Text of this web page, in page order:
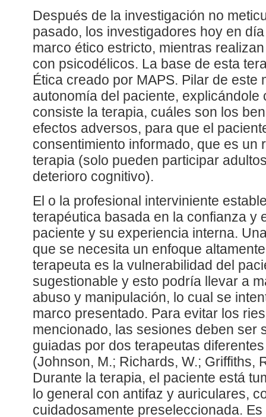
Después de la investigación no
pasado, los investigadores hoy en
marco ético estricto, mientras
con psicodélicos. La base de esta
Ética creado por MAPS. Pilar de este
autonomía del paciente, explicándole
consiste la terapia, cuáles son los
efectos adversos, para que el
consentimiento informado, que es un
terapia (solo pueden participar
deterioro cognitivo).
El o la profesional interviniente
terapéutica basada en la confianza y
paciente y su experiencia interna.
que se necesita un enfoque
terapeuta es la vulnerabilidad del
sugestionable y esto podría llevar a
abuso y manipulación, lo cual se
marco presentado. Para evitar los
mencionado, las sesiones deben ser
guiadas por dos terapeutas
(Johnson, M.; Richards, W.; Griffiths,
Durante la terapia, el paciente está
lo general con antifaz y auriculares,
cuidadosamente preseleccionada.